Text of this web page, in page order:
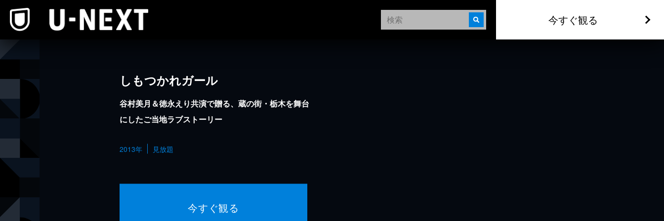
今すぐ観る
しもつかれガール
谷村美月＆徳永えり共演で贈る、蔵の街・栃木を舞台
にしたご当地ラブストーリー
2013年 見放題
今すぐ観る